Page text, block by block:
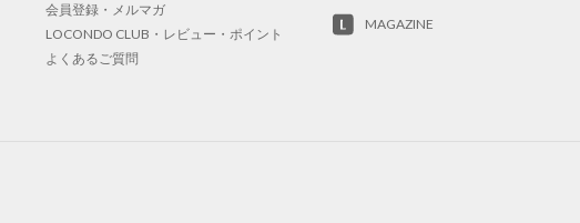
会員登録・メルマガ
LOCONDO CLUB・レビュー・ポイント
よくあるご質問
MAGAZINE